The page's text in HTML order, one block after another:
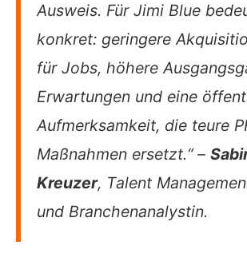
Ausweis. Für Jimi Blue
konkret: geringere
für Jobs, höhere
Erwartungen und eine
Aufmerksamkeit, die teure
Maßnahmen ersetzt.“ –
Kreuzer, Talent
und Branchenanalystin.